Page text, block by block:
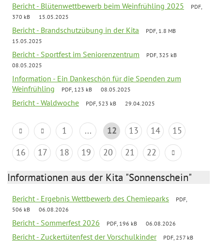
Bericht - Blütenwettbewerb beim Weinfrühling 2025
PDF,
370 kB
15.05.2025
Bericht - Brandschutzübung in der Kita
PDF, 1.8 MB
15.05.2025
Bericht - Sportfest im Seniorenzentrum
PDF, 325 kB
08.05.2025
Information - Ein Dankeschön für die Spenden zum
Weinfrühling
PDF, 123 kB 08.05.2025
Bericht - Waldwoche PDF, 523 kB 29.04.2025
1 ... 12 13 14
15
16
17 18 19 20 21 22
Informationen aus der Kita "Sonnenschein"
Bericht - Ergebnis Wettbewerb des Chemieparks
PDF,
506 kB
06.08.2026
Bericht - Sommerfest 2026 PDF, 196 kB 06.08.2026
Bericht - Zuckertütenfest der Vorschulkinder
PDF, 257 kB